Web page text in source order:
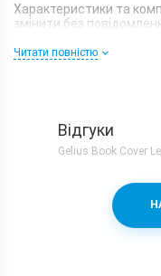
Характеристики та
змінити без
Читати повністю
Відгуки
Gelius Book Cover